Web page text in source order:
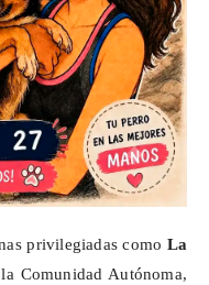
privilegiadas como La
Comunidad Autónoma,